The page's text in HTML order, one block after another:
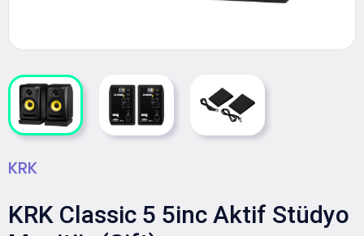
KRK
KRK Classic 5 5inc Aktif Stüdyo